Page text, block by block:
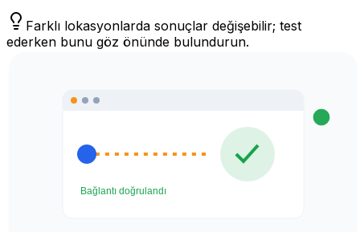
Farklı lokasyonlarda sonuçlar değişebilir; test
ederken bunu göz önünde bulundurun.